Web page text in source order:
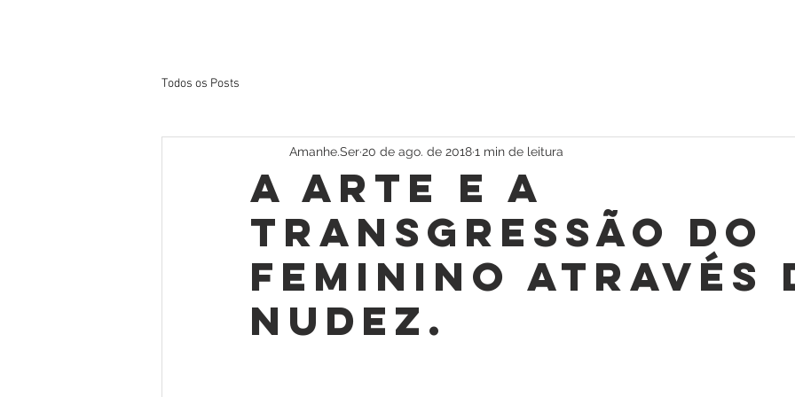
Todos os Posts
A arte e a
transgressão do
feminino através
nudez.
Amanhe.Ser20 de ago. de 20181 min de leitura